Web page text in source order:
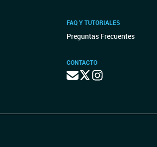
FAQ Y TUTORIALES
Preguntas Frecuentes
CONTACTO